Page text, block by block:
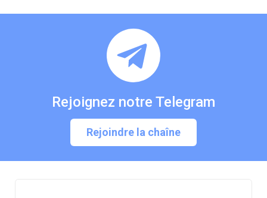
Rejoignez notre Telegram
Rejoindre la chaîne